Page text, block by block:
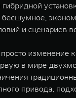
бесшумное,
и сценариев
в мире
привода,